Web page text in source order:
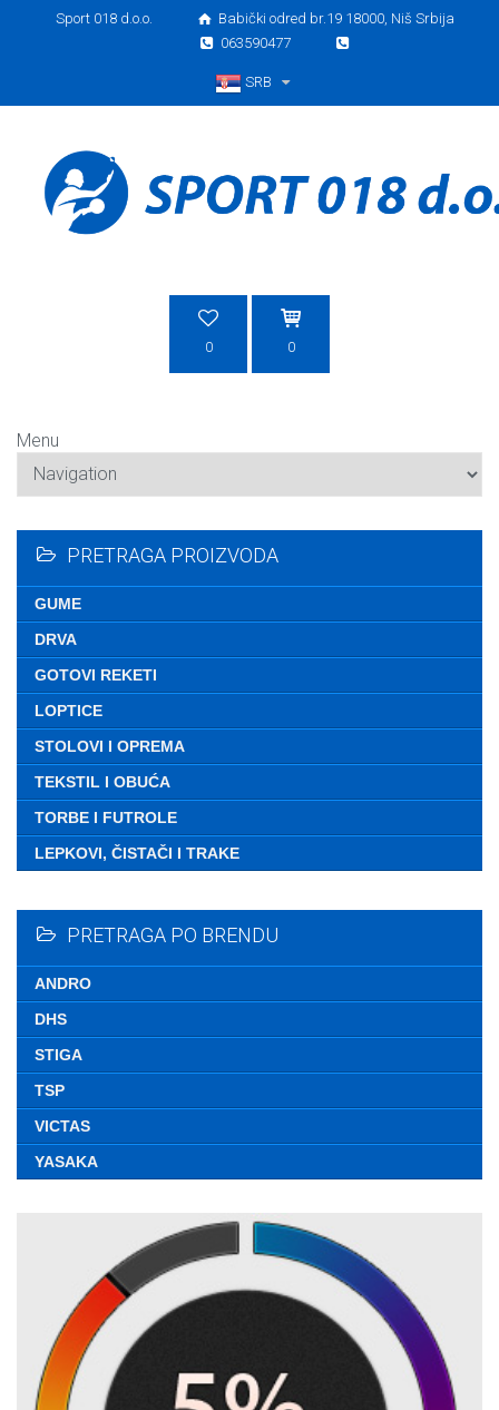
Sport 018 d.o.o.
Babički odred br.19 18000, Niš Srbija
063590477
SRB
0 0
Menu
PRETRAGA PROIZVODA
GUME
DRVA
GOTOVI REKETI
LOPTICE
STOLOVI I OPREMA
TEKSTIL I OBUĆA
TORBE I FUTROLE
LEPKOVI, ČISTAČI I TRAKE
PRETRAGA PO BRENDU
ANDRO
DHS
STIGA
TSP
VICTAS
YASAKA